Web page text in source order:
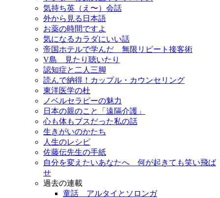
気持ち英（え〜）会話
外から見る日本語
お薬の時間ですよ
気になるカラダにいい話
帝国ホテルで学んだ 無限リピート接客術
V島 見たり聴いたり
認知症と二人三脚
読んで納得！カップル・カウンセリング
東洋医学の杜
ノベルセラピーの魅力
日本の親のこと「遠隔介護」
心も体もブスだった私の話
生きがいのかたち
人生のレシピ
佐藤伝先生の手紙
自分を変えたいあなたへ 何が起きても笑い飛ば
せ
過去の連載
童話 アルタイとソロンガ